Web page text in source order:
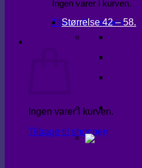
Ingen varer i kurven.
Tilbage til shoppen
Ingen varer i kurven.
Tilbage til shoppen
Størrelse 42 – 58.
OVERTØJ